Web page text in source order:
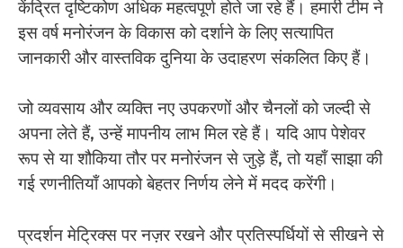
केंद्रित दृष्टिकोण अधिक महत्वपूर्ण होते जा रहे हैं। हमारी टीम ने
इस वर्ष मनोरंजन के विकास को दर्शाने के लिए सत्यापित
जानकारी और वास्तविक दुनिया के उदाहरण संकलित किए हैं।
जो व्यवसाय और व्यक्ति नए उपकरणों और चैनलों को जल्दी से
अपना लेते हैं, उन्हें मापनीय लाभ मिल रहे हैं। यदि आप पेशेवर
रूप से या शौकिया तौर पर मनोरंजन से जुड़े हैं, तो यहाँ साझा की
गई रणनीतियाँ आपको बेहतर निर्णय लेने में मदद करेंगी।
प्रदर्शन मेट्रिक्स पर नज़र रखने और प्रतिस्पर्धियों से सीखने से